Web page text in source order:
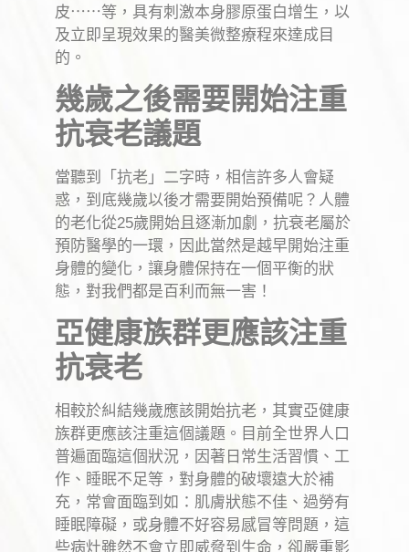
皮⋯⋯等，具有刺激本身膠原蛋白增生，以
及立即呈現效果的醫美微整療程來達成目
的。
幾歲之後需要開始注重
抗衰老議題
當聽到「抗老」二字時，相信許多人會疑
惑，到底幾歲以後才需要開始預備呢？人體
的老化從25歲開始且逐漸加劇，抗衰老屬於
預防醫學的一環，因此當然是越早開始注重
身體的變化，讓身體保持在一個平衡的狀
態，對我們都是百利而無一害！
亞健康族群更應該注重
抗衰老
相較於糾結幾歲應該開始抗老，其實亞健康
族群更應該注重這個議題。目前全世界人口
普遍面臨這個狀況，因著日常生活習慣、工
作、睡眠不足等，對身體的破壞遠大於補
充，常會面臨到如：肌膚狀態不佳、過勞有
睡眠障礙，或身體不好容易感冒等問題，這
些病灶雖然不會立即威脅到生命，卻嚴重影